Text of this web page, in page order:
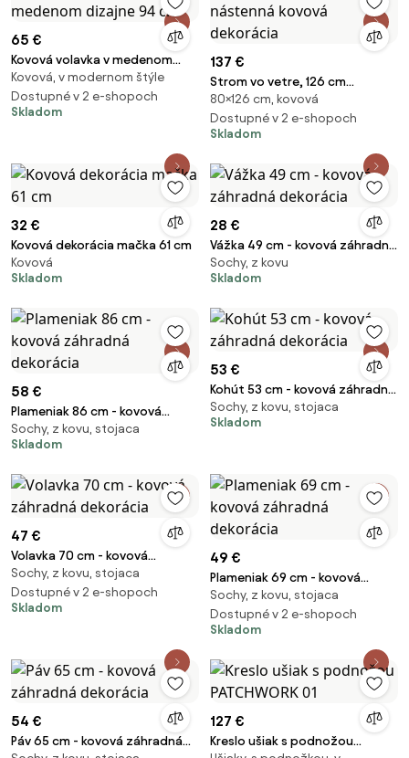
65 €
Kovová volavka v medenom
dizajne 94 cm
Kovová, v modernom štýle
Dostupné v 2 e-shopoch
Skladom
137 €
Strom vo vetre, 126 cm
nástenná kovová dekorácia
80×126 cm, kovová
Dostupné v 2 e-shopoch
Skladom
32 €
Kovová dekorácia mačka 61 cm
Kovová
Skladom
28 €
Vážka 49 cm - kovová záhradná
dekorácia
Sochy, z kovu
Skladom
58 €
Plameniak 86 cm - kovová
záhradná dekorácia
Sochy, z kovu, stojaca
Skladom
53 €
Kohút 53 cm - kovová záhradná
dekorácia
Sochy, z kovu, stojaca
Skladom
47 €
Volavka 70 cm - kovová
záhradná dekorácia
Sochy, z kovu, stojaca
Dostupné v 2 e-shopoch
Skladom
49 €
Plameniak 69 cm - kovová
záhradná dekorácia
Sochy, z kovu, stojaca
Dostupné v 2 e-shopoch
Skladom
54 €
Páv 65 cm - kovová záhradná
127 €
Kreslo ušiak s podnožou